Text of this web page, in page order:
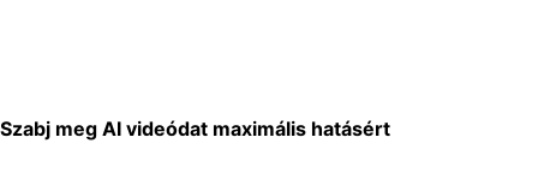
Szabj meg AI videódat maximális hatásért